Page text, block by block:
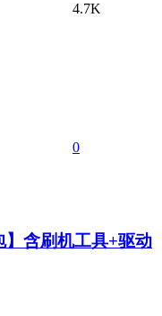
4.7K
0
】含刷机工具+驱动